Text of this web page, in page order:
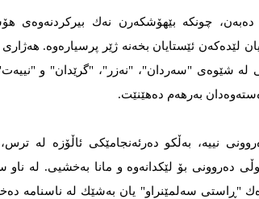
چونکە بێهۆشکەرن نەك بیرکردنەوەی
لێدەکەن ئێستایان بخەنە ژێر پرسیارەوە.
لە شێوەی "سەردان"، "نەزر"، "گرێدان" و
بەرهەم دەهێنێت.
نییە، بەڵکو دەرئەنجامێکی ئاڵۆزە لە
دەروونی بۆ لێکدانەوە و مانا بەخشیی. لە ناو
وەك "ڕاستی سەلمێنراو" یان بەشێك لە ناسنامە